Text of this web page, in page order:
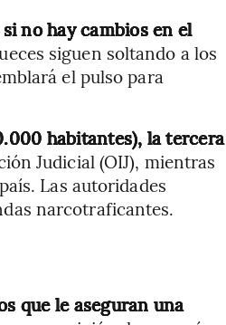
si no hay cambios en el
siguen soltando a los
el pulso para
habitantes), la tercera
Judicial (OIJ), mientras
Las autoridades
narcotraficantes.
que le aseguran una